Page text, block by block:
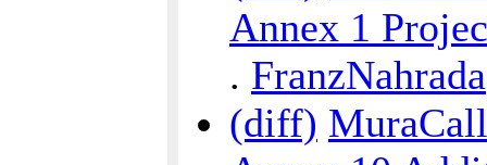
Annex 1
. FranzNahrada
(diff)